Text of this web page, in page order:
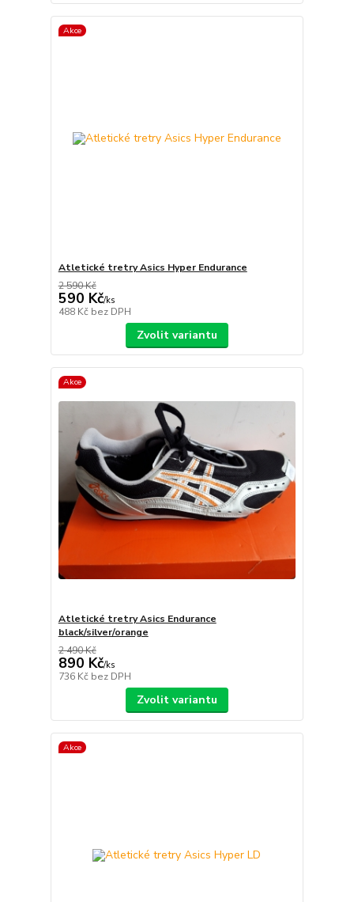
Akce
Atletické tretry Asics Hyper Endurance
2 590 Kč
590 Kč/ks
488 Kč bez DPH
Zvolit variantu
Akce
Atletické tretry Asics Endurance
black/silver/orange
2 490 Kč
890 Kč/ks
736 Kč bez DPH
Zvolit variantu
Akce